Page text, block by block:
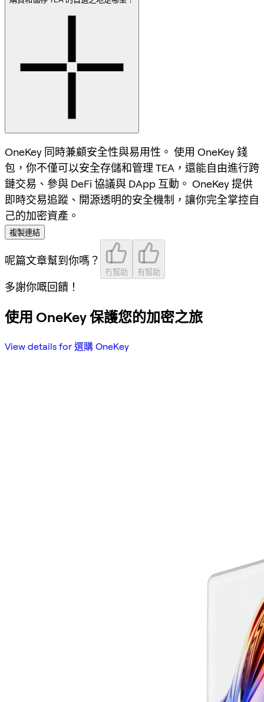
OneKey 同時兼顧安全性與易用性。 使用 OneKey 錢
包，你不僅可以安全存儲和管理 TEA，還能自由進行跨
鏈交易、參與 DeFi 協議與 DApp 互動。 OneKey 提供
即時交易追蹤、開源透明的安全機制，讓你完全掌控自
己的加密資產。
複製連結
呢篇文章幫到你嗎？
冇幫助 有幫助
多謝你嘅回饋！
使用 OneKey 保護您的加密之旅
View details for 選購 OneKey